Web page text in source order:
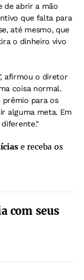
de abrir a mão
que falta para
até mesmo, que
o dinheiro vivo
afirmou o diretor
coisa normal.
prêmio para os
alguma meta. Em
e receba os
com seus